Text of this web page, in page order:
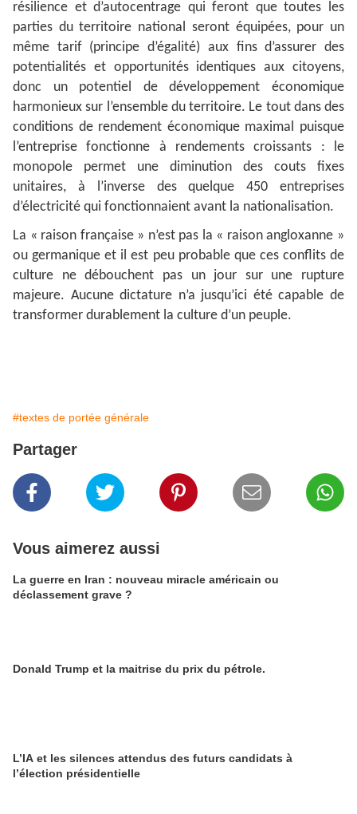
résilience et d’autocentrage qui feront que toutes les
parties du territoire national seront équipées, pour un
même tarif (principe d’égalité) aux fins d’assurer des
potentialités et opportunités identiques aux citoyens,
donc un potentiel de développement économique
harmonieux sur l’ensemble du territoire. Le tout dans des
conditions de rendement économique maximal puisque
l’entreprise fonctionne à rendements croissants : le
monopole permet une diminution des couts fixes
unitaires, à l’inverse des quelque 450 entreprises
d’électricité qui fonctionnaient avant la nationalisation.
La « raison française » n’est pas la « raison angloxanne »
ou germanique et il est peu probable que ces conflits de
culture ne débouchent pas un jour sur une rupture
majeure. Aucune dictature n’a jusqu’ici été capable de
transformer durablement la culture d’un peuple.
#textes de portée générale
Partager
Vous aimerez aussi
La guerre en Iran : nouveau miracle américain ou
déclassement grave ?
Donald Trump et la maitrise du prix du pétrole.
L’IA et les silences attendus des futurs candidats à
l’élection présidentielle